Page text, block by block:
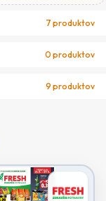
7 produktov
0 produktov
9 produktov